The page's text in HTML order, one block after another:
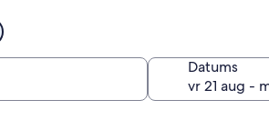
Datums